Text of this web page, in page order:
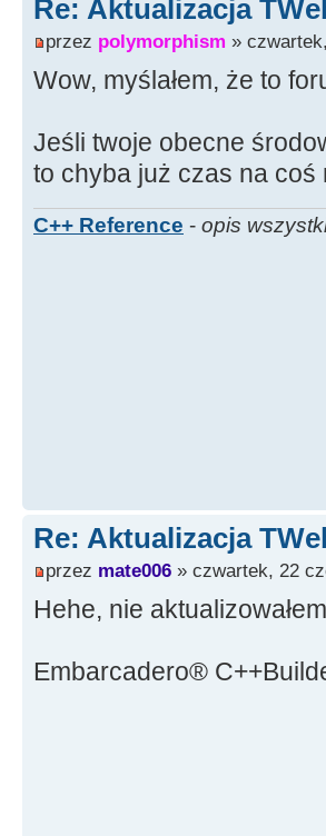
Re: Aktualizacja
przez polymorphism »
Wow, myślałem, że to
Jeśli twoje obecne
to chyba już czas na coś
C++ Reference - opis
Re: Aktualizacja
przez mate006 » czwartek, 22
Hehe, nie
Embarcadero®